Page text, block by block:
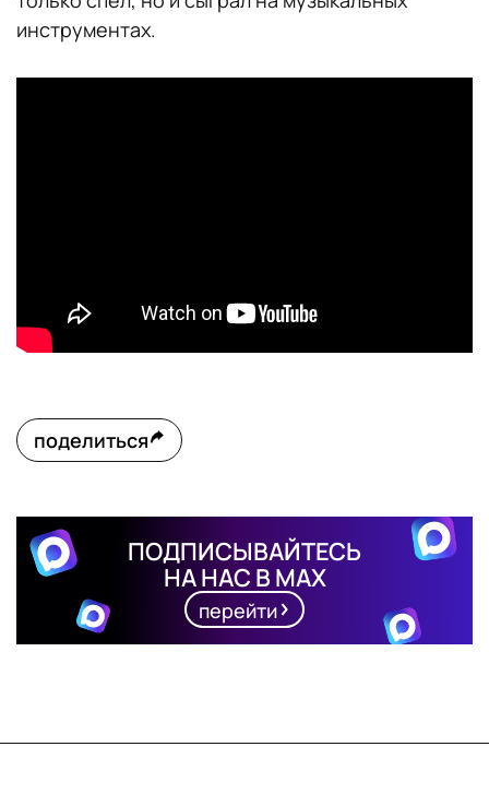
инструментах.
поделиться
ПОДПИСЫВАЙТЕСЬ
НА НАС В MAX
перейти